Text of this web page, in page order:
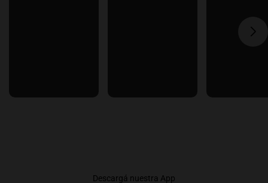
Descargá nuestra App